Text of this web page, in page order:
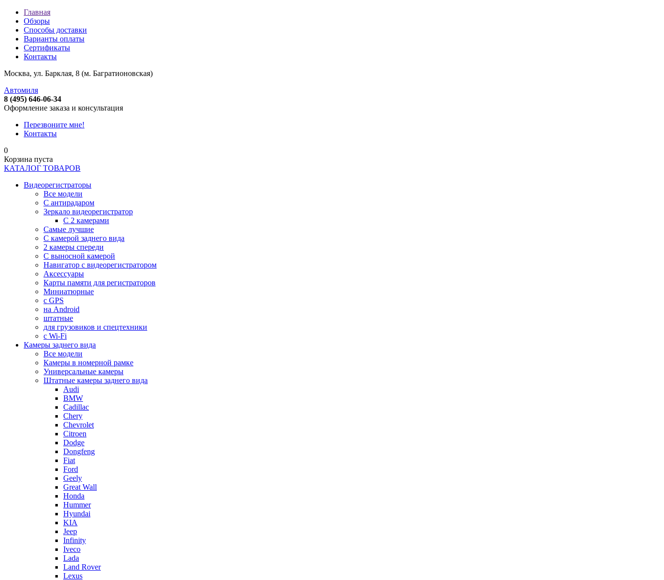
Главная
Обзоры
Способы доставки
Варианты оплаты
Сертификаты
Контакты
Москва, ул. Барклая, 8 (м. Багратионовская)
Автомиля
8 (495) 646-06-34
Оформление заказа и консультация
Перезвоните мне!
Контакты
0
Корзина пуста
КАТАЛОГ ТОВАРОВ
Видеорегистраторы
Все модели
C антирадаром
Зеркало видеорегистратор
С 2 камерами
Самые лучшие
С камерой заднего вида
2 камеры спереди
С выносной камерой
Навигатор с видеорегистратором
Аксессуары
Карты памяти для регистраторов
Миниатюрные
с GPS
на Android
штатные
для грузовиков и спецтехники
с Wi-Fi
Камеры заднего вида
Все модели
Камеры в номерной рамке
Универсальные камеры
Штатные камеры заднего вида
Audi
BMW
Cadillac
Chery
Chevrolet
Citroen
Dodge
Dongfeng
Fiat
Ford
Geely
Great Wall
Honda
Hummer
Hyundai
KIA
Jeep
Infinity
Iveco
Lada
Land Rover
Lexus